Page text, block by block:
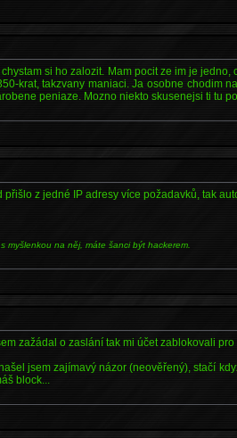
si ho zalozit. Mam pocit ze im je jedno,
krat, takzvany maniaci. Ja osobne chodim
peniaze. Mozno niekto skusenejsi ti tu
z jedné IP adresy více požadavků, tak
myšlenkou na něj, máte šanci být hackerem.
zažádal o zaslání tak mi účet zablokovali
jsem zajímavý názor (neověřený), stačí
block...